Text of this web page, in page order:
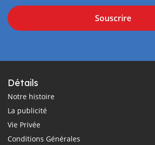
Souscrire
Détails
Notre histoire
La publicité
Vie Privée
Conditions Générales